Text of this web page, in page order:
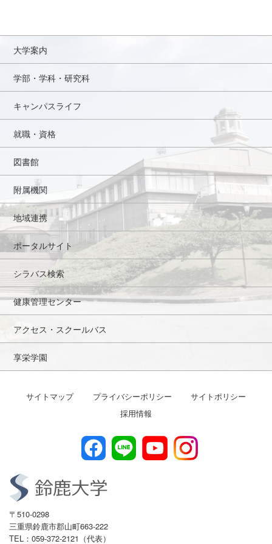
大学案内
学部・学科・研究科
キャンパスライフ
就職・資格
図書館
附属機関
地域連携
ポータルサイト
シラバス検索
健康管理センター
アクセス・スクールバス
享栄学園
〒510-0298
三重県鈴鹿市郡山町663-222
TEL：059-372-2121（代表）
サイトマップ プライバシーポリシー
サイトポリシー
採用情報